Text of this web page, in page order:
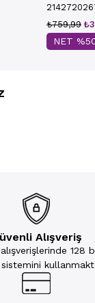
₺759,99
NET
Alışveriş
128